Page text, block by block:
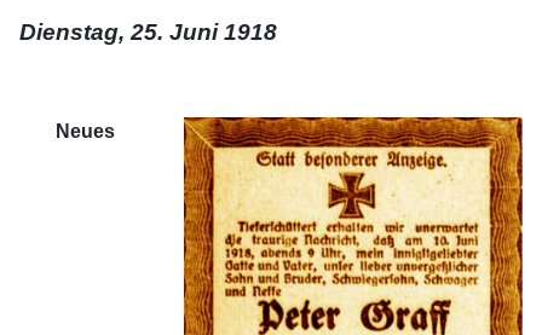
Dienstag, 25. Juni 1918
Neues